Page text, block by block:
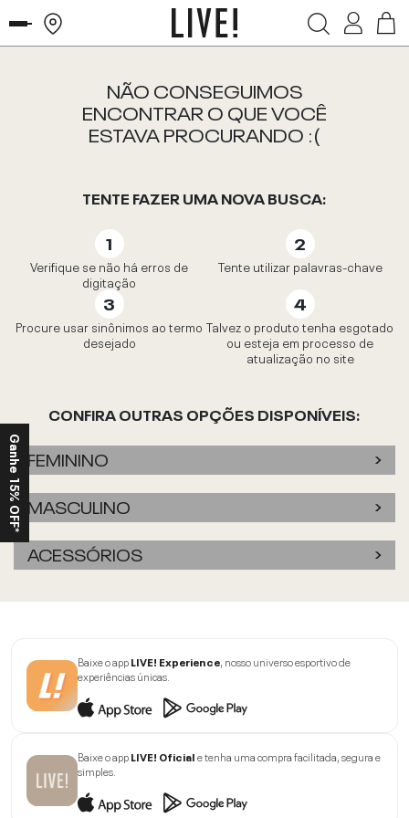
NÃO CONSEGUIMOS
ENCONTRAR O QUE VOCÊ
ESTAVA PROCURANDO :(
TENTE FAZER UMA NOVA BUSCA:
Verifique se não há erros de
digitação
Tente utilizar palavras-chave
Procure usar sinônimos ao termo
desejado
Talvez o produto tenha esgotado
ou esteja em processo de
atualização no site
CONFIRA OUTRAS OPÇÕES DISPONÍVEIS:
FEMININO
MASCULINO
ACESSÓRIOS
Baixe o appLIVE! Experience, nosso universo esportivo de
experiências únicas.
Baixe o appLIVE! Oficiale tenha uma compra facilitada, segura e
simples.
Ganhe 15% OFF*